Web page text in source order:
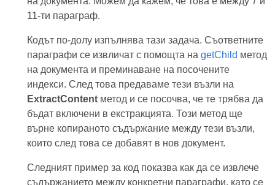
11-ти параграф.
Кодът по-долу изпълнява тази задача. Съответните
параграфи се извличат с помощта на getChild метод
на документа и преминаване на посочените
индекси. След това предаваме тези възли на
ExtractContentметод и се посочва, че те трябва да
бъдат включени в екстракцията. Този метод ще
върне копираното съдържание между тези възли,
които след това се добавят в нов документ.
Следният пример за код показва как да се извлече
съдържанието между конкретни параграфи, като се